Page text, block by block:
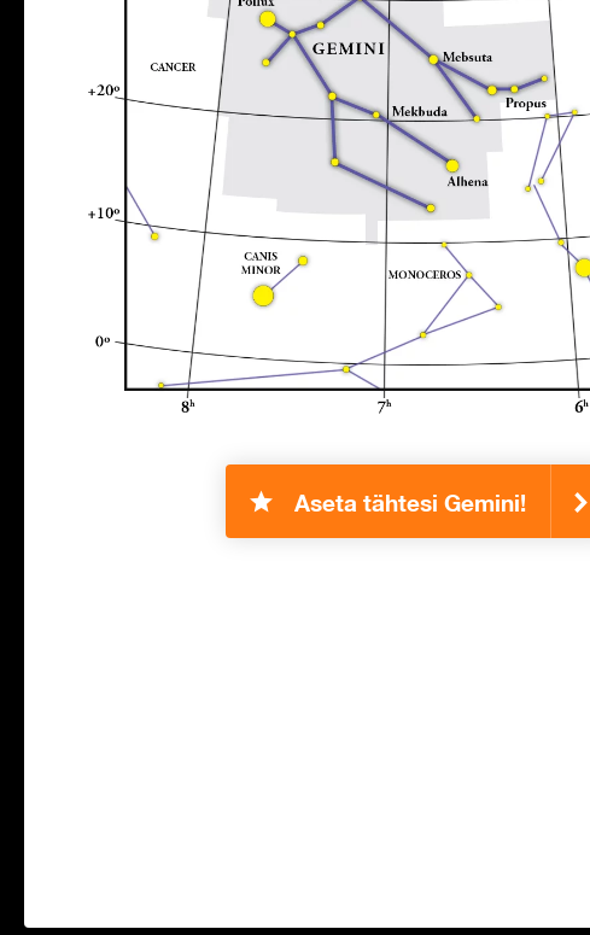
Aseta tähtesi Gemini!